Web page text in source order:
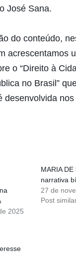
José Sana.
do conteúdo,
acrescentamos
o “Direito à
no Brasil”
desenvolvida
2025
MARIA
narrativa
27 de
Post